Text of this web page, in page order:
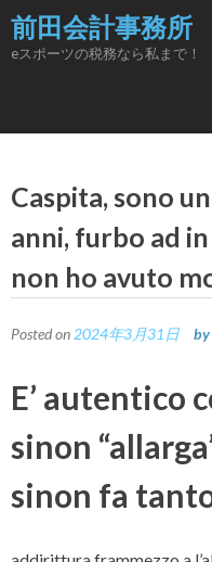
Skip
to
content
前田会計事務所
eスポーツの税務なら私まで！
Caspita, sono
anni, furbo ad
non ho avuto
Posted on 2024年3月31日 by
E’ autentico
sinon
sinon fa